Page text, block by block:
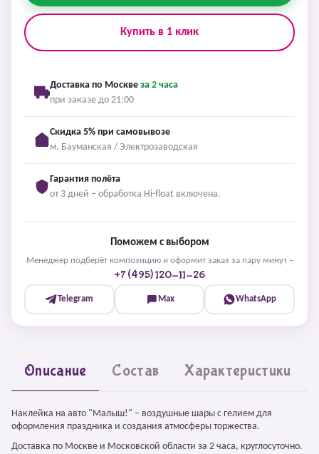
Купить в 1 клик
Доставка по Москве за 2 часа
при заказе до 21:00
Скидка 5% при самовывозе
м. Бауманская / Электрозаводская
Гарантия полёта
от 3 дней – обработка Hi-float включена.
Поможем с выбором
Менеджер подберёт композицию и оформит заказ за пару минут –
+7 (495) 120-11-26
Telegram Max WhatsApp
Описание Состав Характеристики
Наклейка на авто "Малыш!" – воздушные шары с гелием для
оформления праздника и создания атмосферы торжества.
Доставка по Москве и Московской области за 2 часа, круглосуточно.